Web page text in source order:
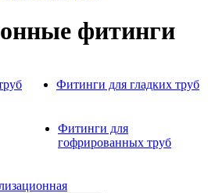
фитинги
Фитинги для гладких труб
Фитинги для
гофрированных труб